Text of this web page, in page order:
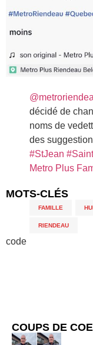
décidé de
noms de
des
#StJean
Metro Plus
MOTS-CLÉS
FAMILLE
RIENDEAU
code
COUPS DE